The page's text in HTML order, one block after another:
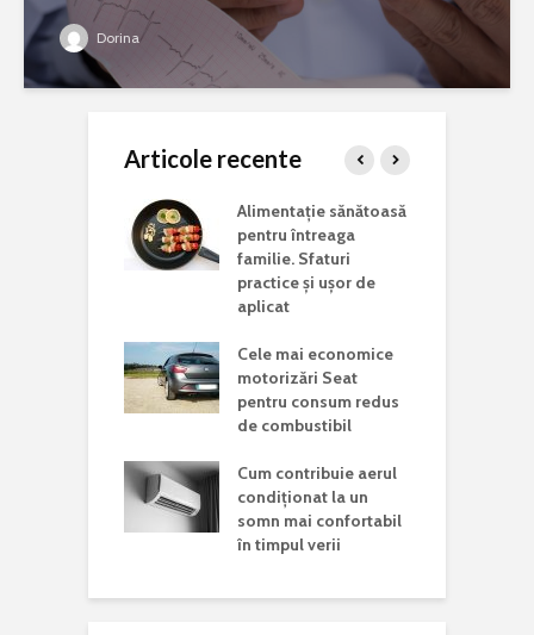
Dorina
Articole recente
Alimentație sănătoasă
pentru întreaga
familie. Sfaturi
practice și ușor de
aplicat
Cele mai economice
motorizări Seat
pentru consum redus
de combustibil
Cum contribuie aerul
condiționat la un
somn mai confortabil
în timpul verii